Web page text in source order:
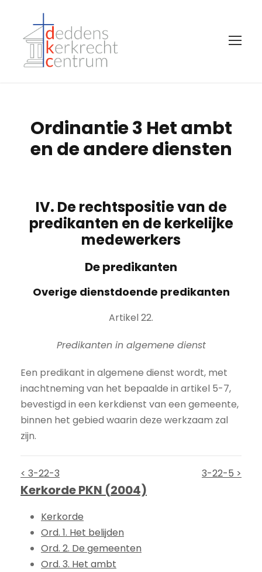
Ordinantie 3 Het ambt
en de andere diensten
IV. De rechtspositie van de
predikanten en de kerkelijke
medewerkers
De predikanten
Overige dienstdoende predikanten
Artikel 22.
Predikanten in algemene dienst
Een predikant in algemene dienst wordt, met
inachtneming van het bepaalde in artikel 5-7,
bevestigd in een kerkdienst van een gemeente,
binnen het gebied waarin deze werkzaam zal
zijn.
< 3-22-3 3-22-5 >
Kerkorde PKN (2004)
Kerkorde
Ord. 1. Het belijden
Ord. 2. De gemeenten
Ord. 3. Het ambt